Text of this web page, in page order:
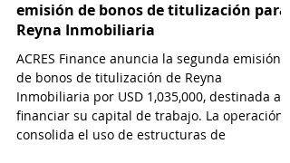
emisión de bonos de titulización para
Reyna Inmobiliaria
ACRES Finance anuncia la segunda emisión
de bonos de titulización de Reyna
Inmobiliaria por USD 1,035,000, destinada a
financiar su capital de trabajo. La operación
consolida el uso de estructuras de